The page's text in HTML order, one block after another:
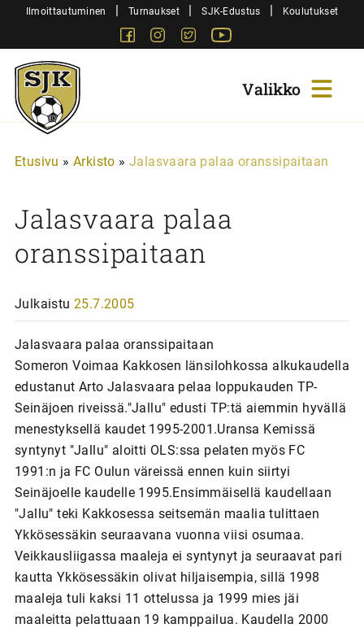
SiirryIlmoittautuminen | Turnaukset | SJK-Edustus | Koulutukset
FacebookInstagram
Twitter
Sjk-
Juniorit
Etusivu » Arkisto » Jalasvaara palaa oranssipaitaan
Jalasvaara palaa
oranssipaitaan
Julkaistu 25.7.2005
Jalasvaara palaa oranssipaitaan
Someron Voimaa Kakkosen länsilohkossa alkukaudella
edustanut Arto Jalasvaara pelaa loppukauden TP-
Seinäjoen riveissä."Jallu" edusti TP:tä aiemmin hyvällä
menestyksellä kaudet 1995-2001.Uransa Kemissä
syntynyt "Jallu" aloitti OLS:ssa pelaten myös FC
1991:n ja FC Oulun väreissä ennen kuin siirtyi
Seinäjoelle kaudelle 1995.Ensimmäisellä kaudellaan
"Jallu" teki Kakkosessa seitsemän maalia tulittaen
Ykkösessäkin seuraavana vuonna viisi osumaa.
Veikkausliigassa maaleja ei syntynyt ja seuraavat pari
kautta Ykkösessäkin olivat hiljaisempia, sillä 1998
maaleja tuli kaksi 11 ottelussa ja 1999 mies jäi
maaleitta pelattuaan 19 kamppailua. Kaudella 2000